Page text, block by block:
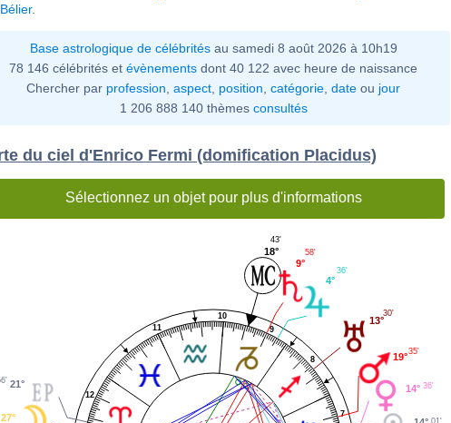
.
Base astrologique de célébritésau samedi 8 août 2026 à 10h19
78 146 célébrités et évènements dont 40 122 avec heure de naissance
Chercher par profession aspect position catégorie date ou jour
1 206 888 140 thèmes consultés
du ciel d'Enrico Fermi (domification Placidus)
Sélectionnez un objet pour plus d'informations
7
8
9
10
11
12
01'
14° 36'
19°35'
13°
30'
4°
36'
9°
58'
18°
43'
21°
27°